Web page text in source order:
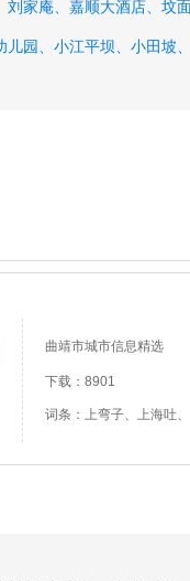
刘家庵、 嘉顺大酒店、 坟
儿园、 小江平坝、 小田坡
曲靖市城市信息精选
下载：8901
词条：上弯子、上海吐